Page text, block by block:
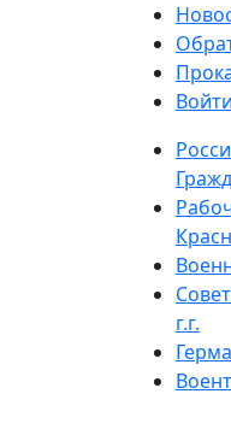
Войти
г.г.